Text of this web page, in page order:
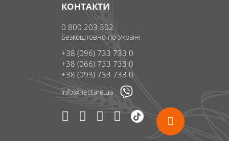
КОНТАКТИ
0 800 203 302
Безкоштовно по Україні
+38 (096) 733 733 0
+38 (066) 733 733 0
+38 (093) 733 733 0
info@hectare.ua